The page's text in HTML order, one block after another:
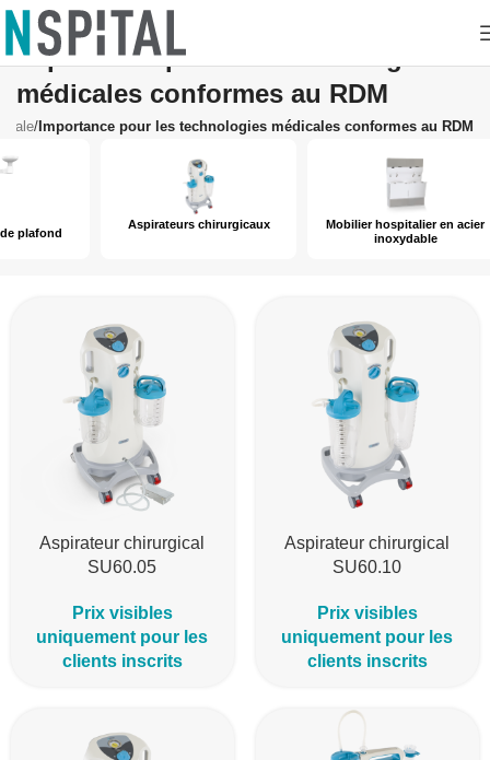
Importance pour les technologies
médicales conformes au RDM
/Importance pour les technologies médicales conformes au RDM
Aspirateurs chirurgicaux
Mobilier hospitalier en acier
Aspirateur chirurgical
SU60.05
Prix visibles
uniquement pour les
clients inscrits
Aspirateur chirurgical
SU60.10
Prix visibles
uniquement pour les
clients inscrits